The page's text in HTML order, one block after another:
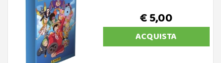
€ 5,00
ACQUISTA